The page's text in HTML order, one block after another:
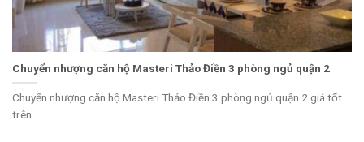
Chuyển nhượng căn hộ Masteri Thảo Điền 3 phòng ngủ quận 2
Chuyển nhượng căn hộ Masteri Thảo Điền 3 phòng ngủ quận 2 giá tốt
trên...